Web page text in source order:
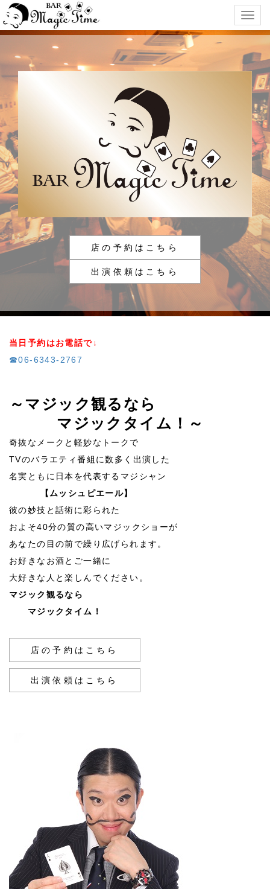
店の予約はこちら
出演依頼はこちら
当日予約はお電話で↓
☎06-6343-2767
～マジック観るなら
マジックタイム！～
奇抜なメークと軽妙なトークで
TVのバラエティ番組に数多く出演した
名実ともに日本を代表するマジシャン
【ムッシュピエール】
彼の妙技と話術に彩られた
およそ40分の質の高いマジックショーが
あなたの目の前で繰り広げられます。
お好きなお酒とご一緒に
大好きな人と楽しんでください。
マジック観るなら
マジックタイム！
店の予約はこちら
出演依頼はこちら